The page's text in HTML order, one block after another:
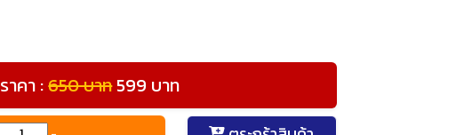
ราคา :650 บาท599 บาท